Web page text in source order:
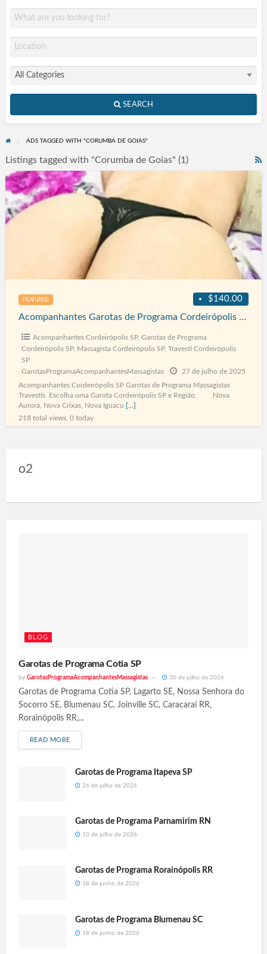
SEARCH
ADS TAGGED WITH "CORUMBA DE GOIAS"
Listings tagged with "Corumba de Goias" (1)
Acompanhantes
Garotas
de
Programa
FEATURED $140.00
Acompanhantes Garotas de Programa Cordeirópolis SP
Acompanhantes Cordeirópolis SP, Garotas de Programa
Cordeirópolis SP, Massagista Cordeirópolis SP, Travesti Cordeirópolis
SP
GarotasProgramaAcompanhantesMassagistas
27 de julho de 2025
Acompanhantes Cordeirópolis SP Garotas de Programa Massagistas
Travestis Escolha uma Garota Cordeirópolis SP e Região. Nova
Aurora, Nova Crixas, Nova Iguacu […]
218 total views, 0 today
o2
BLOG
Garotas de Programa Cotia SP
by GarotasProgramaAcompanhantesMassagistas 30 de julho de 2026
Garotas de Programa Cotia SP, Lagarto SE, Nossa Senhora do
Socorro SE, Blumenau SC, Joinville SC, Caracaraí RR,
Rorainópolis RR,...
READ MORE
Garotas de Programa Itapeva SP
26 de julho de 2026
Garotas de Programa Parnamirim RN
10 de julho de 2026
Garotas de Programa Rorainópolis RR
18 de junho de 2026
Garotas de Programa Blumenau SC
18 de junho de 2026